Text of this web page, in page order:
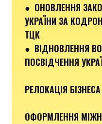
● ОНОВЛЕННЯ
УКРАЇНИ ЗА
ТЦК
● ВІДНОВЛЕННЯ
ПОСВІДЧЕННЯ
РЕЛОКАЦІЯ
ОФОРМЛЕННЯ